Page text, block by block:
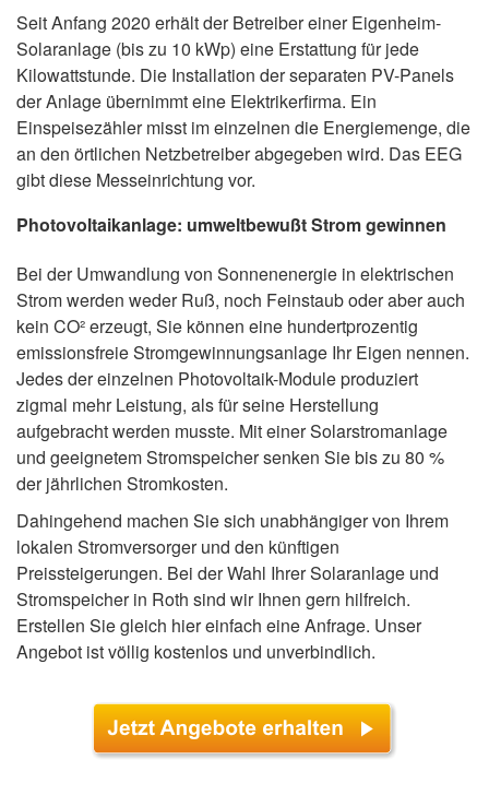
Seit Anfang 2020 erhält der Betreiber einer Eigenheim-
Solaranlage (bis zu 10 kWp) eine Erstattung für jede
Kilowattstunde. Die Installation der separaten PV-Panels
der Anlage übernimmt eine Elektrikerfirma. Ein
Einspeisezähler misst im einzelnen die Energiemenge, die
an den örtlichen Netzbetreiber abgegeben wird. Das EEG
gibt diese Messeinrichtung vor.
Photovoltaikanlage: umweltbewußt Strom gewinnen
Bei der Umwandlung von Sonnenenergie in elektrischen
Strom werden weder Ruß, noch Feinstaub oder aber auch
kein CO² erzeugt, Sie können eine hundertprozentig
emissionsfreie Stromgewinnungsanlage Ihr Eigen nennen.
Jedes der einzelnen Photovoltaik-Module produziert
zigmal mehr Leistung, als für seine Herstellung
aufgebracht werden musste. Mit einer Solarstromanlage
und geeignetem Stromspeicher senken Sie bis zu 80 %
der jährlichen Stromkosten.
Dahingehend machen Sie sich unabhängiger von Ihrem
lokalen Stromversorger und den künftigen
Preissteigerungen. Bei der Wahl Ihrer Solaranlage und
Stromspeicher in Roth sind wir Ihnen gern hilfreich.
Erstellen Sie gleich hier einfach eine Anfrage. Unser
Angebot ist völlig kostenlos und unverbindlich.